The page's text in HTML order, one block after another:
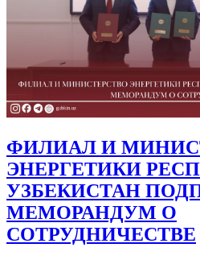
ФИЛИАЛ И
ЭНЕРГЕТИКИ
УЗБЕКИСТАН
МЕМОРАНДУМ О
СОТРУДНИЧЕСТВЕ